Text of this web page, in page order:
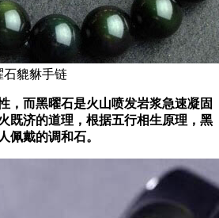
石貔貅手链
，而黑曜石是火山喷发岩浆急速凝固
既济的道理，根据五行相生原理，黑
佩戴的调和石。